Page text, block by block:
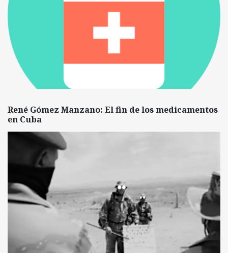
René Gómez Manzano: El fin de los medicamentos
en Cuba